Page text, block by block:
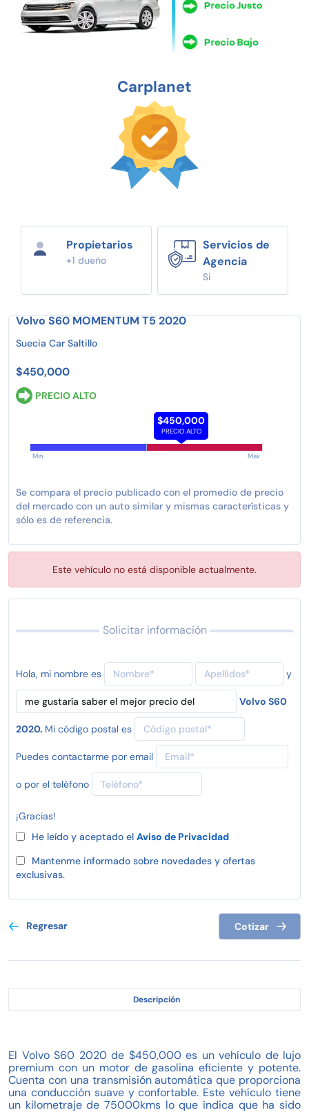
Carplanet
Propietarios
+1 dueño
Servicios de
Agencia
Si
Volvo S60 MOMENTUM T5 2020
Suecia Car Saltillo
$450,000
PRECIO ALTO
$450,000
PRECIO ALTO
Min Max
Se compara el precio publicado con el promedio de precio
del mercado con un auto similar y mismas características y
sólo es de referencia.
Este vehículo no está disponible actualmente.
Solicitar información
Hola, mi nombre es y
Volvo S60
2020. Mi código postal es
Puedes contactarme por email
o por el teléfono
¡Gracias!
He leído y aceptado el Aviso de Privacidad
Mantenme informado sobre novedades y ofertas
exclusivas.
Regresar Cotizar
Descripción
El Volvo S60 2020 de $450,000 es un vehículo de lujo
premium con un motor de gasolina eficiente y potente.
Cuenta con una transmisión automática que proporciona
una conducción suave y confortable. Este vehículo tiene
un kilometraje de 75000kms lo que indica que ha sido